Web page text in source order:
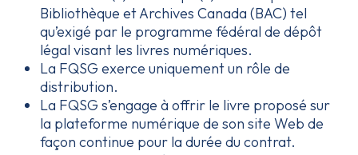
Bibliothèque et Archives Canada (BAC) tel
qu’exigé par le programme fédéral de dépôt
légal visant les livres numériques.
La FQSG exerce uniquement un rôle de
distribution.
La FQSG s’engage à offrir le livre proposé sur
la plateforme numérique de son site Web de
façon continue pour la durée du contrat.